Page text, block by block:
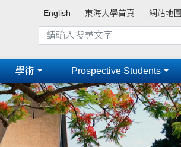
English 東海大學首頁 網站地圖
學術 Prospective Students